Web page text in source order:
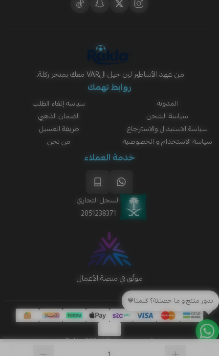
من عهد الأساطير لين جيل الVAR معك بمتجر ركلة..
روابط تهمك
المدونة
سياسة الشحن
سياسة الاستبدال والاسترجاع
سياسة الاستخدام و الخصوصية
سياسة إلغاء الطلب
الضمان الذهبي
طريقة الغسيل
من نحن
خدمة العملاء
السجل التجاري
2051238371
الحقوق محفوظة | 2026 Rakla
تدور منتج و ما حصلتة؟ كلمنا💙